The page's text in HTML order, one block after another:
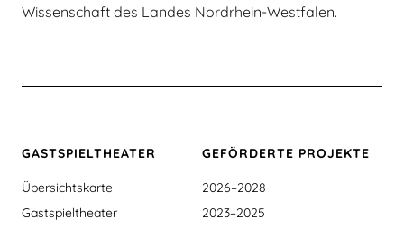
Wissenschaft des Landes Nordrhein-Westfalen.
GASTSPIEL­THEATER
Übersichtskarte
Gastspieltheater
GEFÖRDERTE PROJEKTE
2026–2028
2023–2025